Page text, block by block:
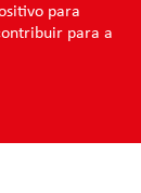
para
para a